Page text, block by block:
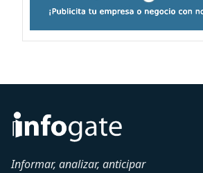
Informar, analizar, anticipar